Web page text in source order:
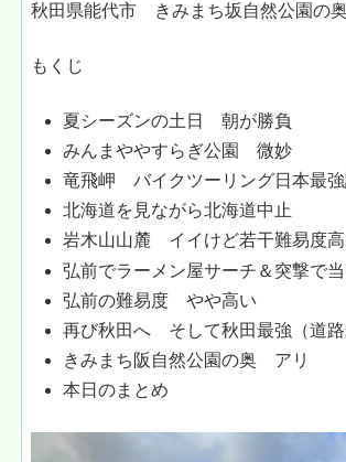
秋田県能代市 きみまち坂自然公園の
もくじ
夏シーズンの土日 朝が勝負
みんまややすらぎ公園 微妙
竜飛岬 バイクツーリング日本最強
北海道を見ながら北海道中止
岩木山山麓 イイけど若干難易度
弘前でラーメン屋サーチ＆突撃で当
弘前の難易度 やや高い
再び秋田へ そして秋田最強（道路
きみまち阪自然公園の奥 アリ
本日のまとめ